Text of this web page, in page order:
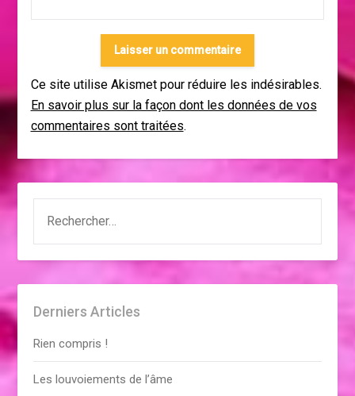
Ce site utilise Akismet pour réduire les indésirables.
En savoir plus sur la façon dont les données de vos
commentaires sont traitées.
Derniers Articles
Rien compris !
Les louvoiements de l’âme